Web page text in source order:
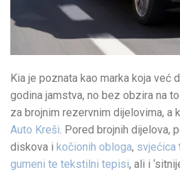
Kia je poznata kao marka koja već
godina jamstva, no bez obzira na
za brojnim rezervnim dijelovima, a
Auto Kreši . Pored brojnih dijelova,
diskova i kočionih obloga, svjećica
gumeni te tekstilni tepisi, ali i